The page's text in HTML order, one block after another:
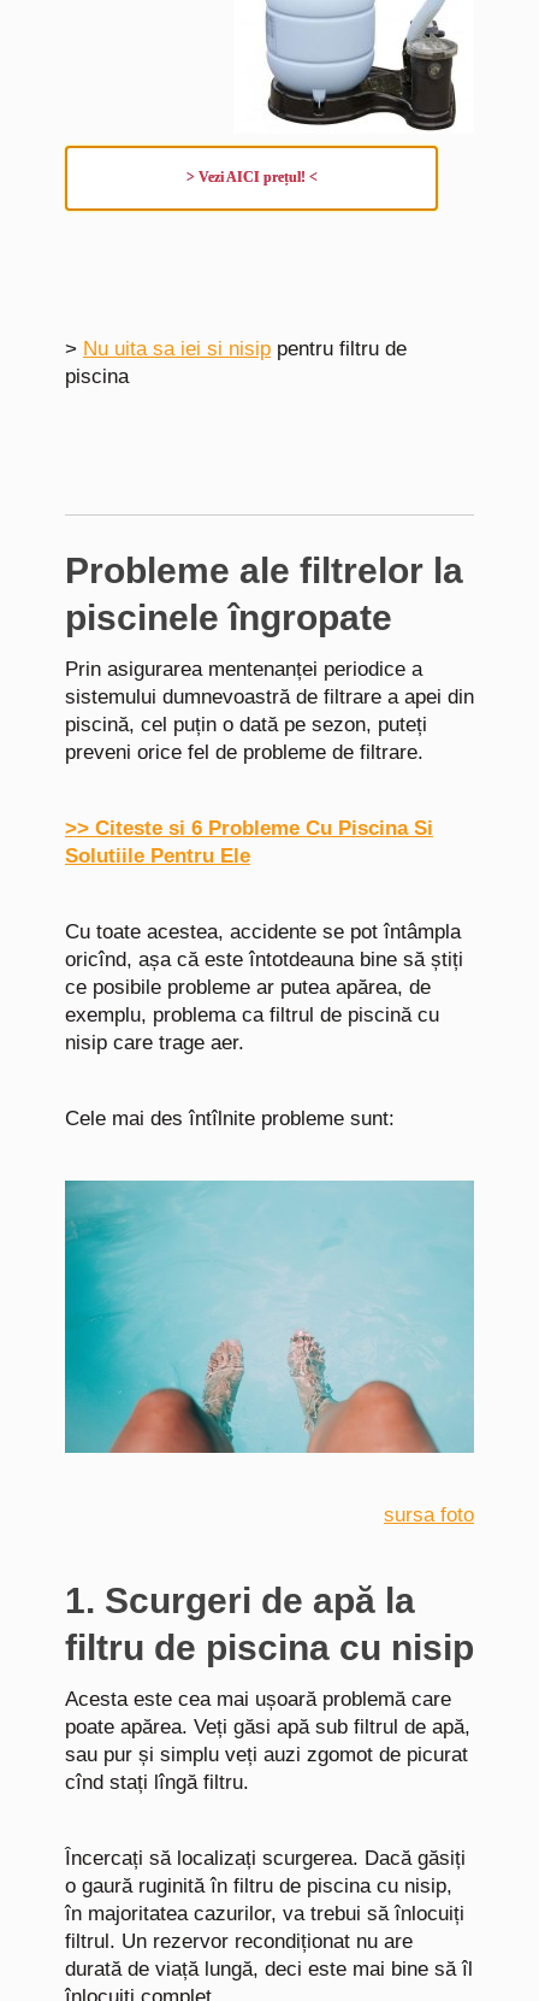
> Vezi AICI prețul! <
> Nu uita sa iei si nisip pentru filtru de
piscina
Probleme ale filtrelor la
piscinele îngropate
Prin asigurarea mentenanței periodice a
sistemului dumnevoastră de filtrare a apei din
piscină, cel puțin o dată pe sezon, puteți
preveni orice fel de probleme de filtrare.
>> Citeste si 6 Probleme Cu Piscina Si
Solutiile Pentru Ele
Cu toate acestea, accidente se pot întâmpla
oricînd, așa că este întotdeauna bine să știți
ce posibile probleme ar putea apărea, de
exemplu, problema ca filtrul de piscină cu
nisip care trage aer.
Cele mai des întîlnite probleme sunt:
sursa foto
1. Scurgeri de apă la
filtru de piscina cu nisip
Acesta este cea mai ușoară problemă care
poate apărea. Veți găsi apă sub filtrul de apă,
sau pur și simplu veți auzi zgomot de picurat
cînd stați lîngă filtru.
Încercați să localizați scurgerea. Dacă găsiți
o gaură ruginită în filtru de piscina cu nisip,
în majoritatea cazurilor, va trebui să înlocuiți
filtrul. Un rezervor recondiționat nu are
durată de viață lungă, deci este mai bine să îl